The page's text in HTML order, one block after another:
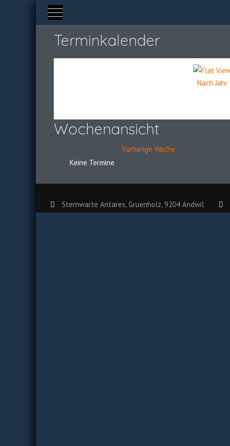
Mobile Menu Toggle
Terminkalender
Nach Jahr
Wochenansicht
Vorherige Woche
Keine Termine
Sternwarte Antares, Gruenholz, 9204 Andwil